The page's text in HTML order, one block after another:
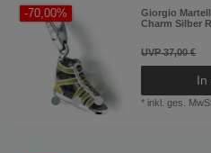
-70,00%
Giorgio
Charm Silber
UVP 37,00 €
In
* inkl. ges.